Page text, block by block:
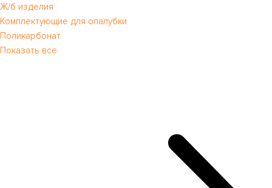
Ж/б изделия
Комплектующие для опалубки
Поликарбонат
Показать все